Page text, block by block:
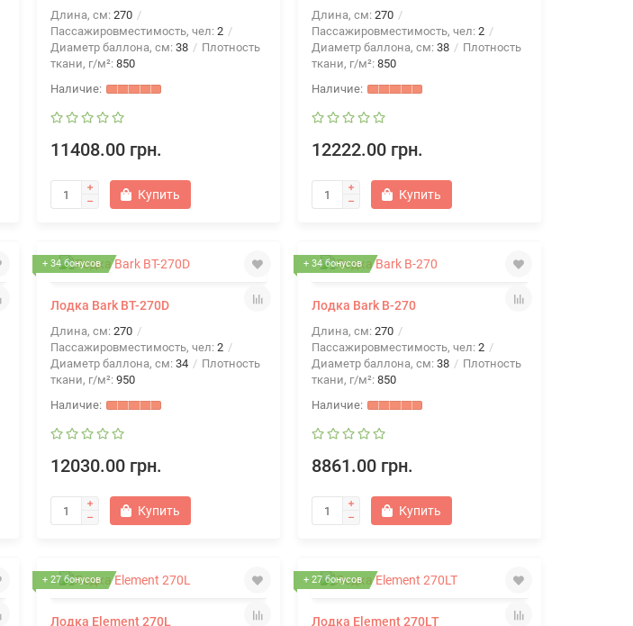
Длина, см: 270
Пассажировместимость, чел: 2
Диаметр баллона, см: 38
Плотность
ткани, г/м²: 850
11408.00 грн.
Купить
Длина, см: 270
Пассажировместимость, чел: 2
Диаметр баллона, см: 38
Плотность
ткани, г/м²: 850
12222.00 грн.
Купить
+ 34 бонусов
Лодка Bark BT-270D
Длина, см: 270
Пассажировместимость, чел: 2
Диаметр баллона, см: 34
Плотность
ткани, г/м²: 950
12030.00 грн.
Купить
+ 34 бонусов
Лодка Bark В-270
Длина, см: 270
Пассажировместимость, чел: 2
Диаметр баллона, см: 38
Плотность
ткани, г/м²: 850
8861.00 грн.
Купить
+ 27 бонусов
Лодка Element 270L
+ 27 бонусов
Лодка Element 270LT